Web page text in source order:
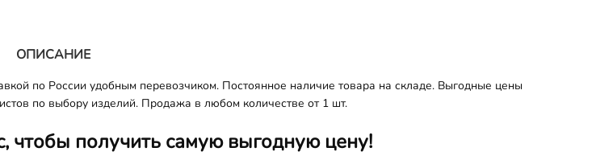
ОПИСАНИЕ
по России удобным перевозчиком. Постоянное наличие товара на складе. Выгодные цены
по выбору изделий. Продажа в любом количестве от 1 шт.
чтобы получить самую выгодную цену!